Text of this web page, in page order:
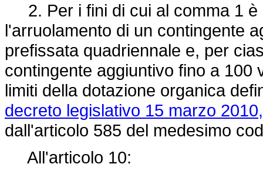
2. Per i fini di cui al comma 1 è
l'arruolamento di un contingente
prefissata quadriennale e, per
contingente aggiuntivo fino a 100
limiti della dotazione organica
decreto legislativo 15 marzo
dall'articolo 585 del medesimo
All'articolo 10: